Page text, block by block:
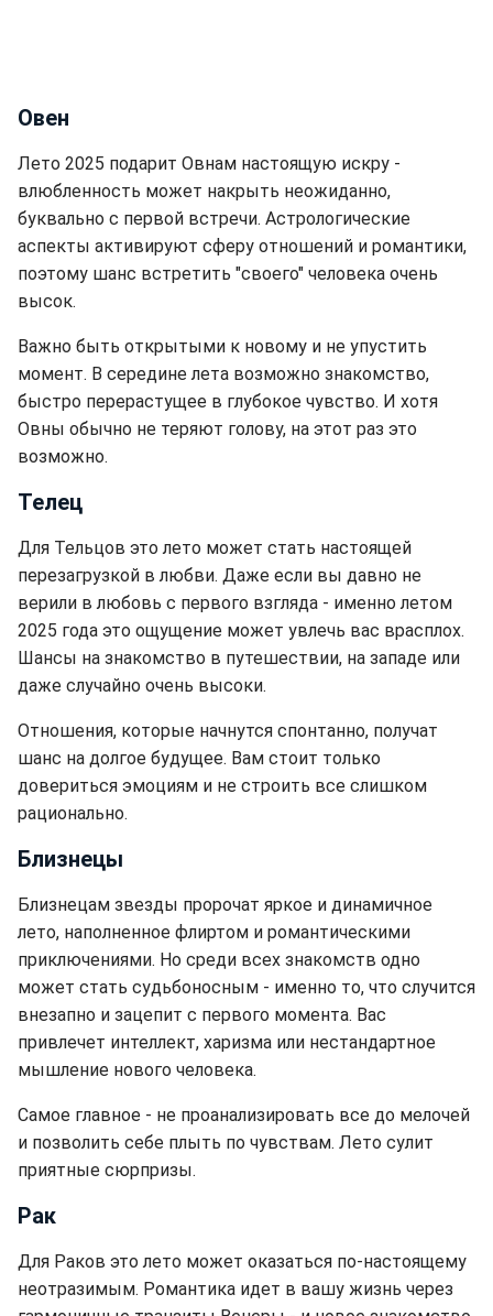
Овен
Лето 2025 подарит Овнам настоящую искру -
влюбленность может накрыть неожиданно,
буквально с первой встречи. Астрологические
аспекты активируют сферу отношений и романтики,
поэтому шанс встретить "своего" человека очень
высок.
Важно быть открытыми к новому и не упустить
момент. В середине лета возможно знакомство,
быстро перерастущее в глубокое чувство. И хотя
Овны обычно не теряют голову, на этот раз это
возможно.
Телец
Для Тельцов это лето может стать настоящей
перезагрузкой в ​​любви. Даже если вы давно не
верили в любовь с первого взгляда - именно летом
2025 года это ощущение может увлечь вас врасплох.
Шансы на знакомство в путешествии, на западе или
даже случайно очень высоки.
Отношения, которые начнутся спонтанно, получат
шанс на долгое будущее. Вам стоит только
довериться эмоциям и не строить все слишком
рационально.
Близнецы
Близнецам звезды пророчат яркое и динамичное
лето, наполненное флиртом и романтическими
приключениями. Но среди всех знакомств одно
может стать судьбоносным - именно то, что случится
внезапно и зацепит с первого момента. Вас
привлечет интеллект, харизма или нестандартное
мышление нового человека.
Самое главное - не проанализировать все до мелочей
и позволить себе плыть по чувствам. Лето сулит
приятные сюрпризы.
Рак
Для Раков это лето может оказаться по-настоящему
неотразимым. Романтика идет в вашу жизнь через